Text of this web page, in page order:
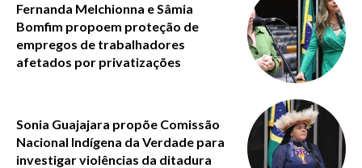
Fernanda Melchionna e Sâmia
Bomfim propoem proteção de
empregos de trabalhadores
afetados por privatizações
Sonia Guajajara propõe Comissão
Nacional Indígena da Verdade para
investigar violências da ditadura